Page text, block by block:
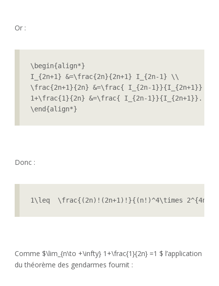
Or :
\begin{align*}
I_{2n+1} &=\frac{2n}{2n+1} I_{2n-1} \\
\frac{2n+1}{2n} &=\frac{ I_{2n-1}}{I_{2n+1}} \\
1+\frac{1}{2n} &=\frac{ I_{2n-1}}{I_{2n+1}}.
Donc :
1\leq  \frac{(2n)!(2n+1)!}{(n!)^4\times
Comme $\lim_{n\to +\infty} 1+\frac{1}{2n} =1 $ l’application
du théorème des gendarmes fournit :